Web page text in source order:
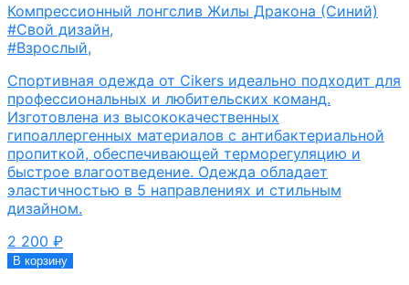
Компрессионный лонгслив Жилы Дракона (Синий)
#Свой дизайн,
#Взрослый,
Спортивная одежда от Cikers идеально подходит для
профессиональных и любительских команд.
Изготовлена из высококачественных
гипоаллергенных материалов с антибактериальной
пропиткой, обеспечивающей терморегуляцию и
быстрое влагоотведение. Одежда обладает
эластичностью в 5 направлениях и стильным
дизайном.
2 200 ₽
В корзину